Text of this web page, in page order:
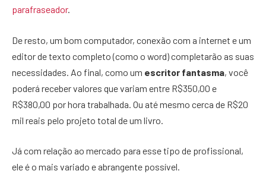
parafraseador.
De resto, um bom computador, conexão com a internet e um
editor de texto completo (como o word) completarão as suas
necessidades. Ao final, como um escritor fantasma, você
poderá receber valores que variam entre R$350,00 e
R$380,00 por hora trabalhada. Ou até mesmo cerca de R$20
mil reais pelo projeto total de um livro.
Já com relação ao mercado para esse tipo de profissional,
ele é o mais variado e abrangente possível.